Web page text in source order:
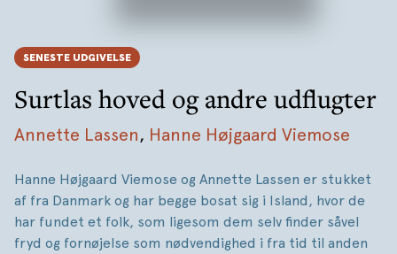
SENESTE UDGIVELSE
Surtlas hoved og andre udflugter
Annette Lassen, Hanne Højgaard Viemose
Hanne Højgaard Viemose og Annette Lassen er stukket
af fra Danmark og har begge bosat sig i Island, hvor de
har fundet et folk, som ligesom dem selv finder såvel
fryd og fornøjelse som nødvendighed i fra tid til anden